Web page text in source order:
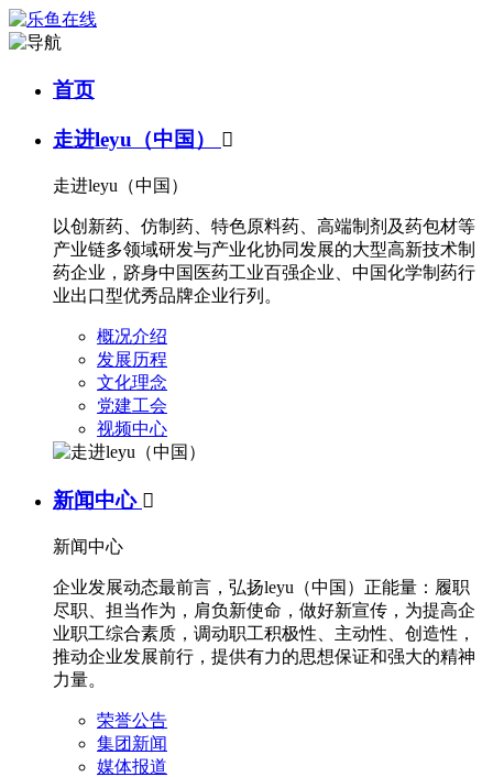
首页
走进leyu（中国） 
走进leyu（中国）
以创新药、仿制药、特色原料药、高端制剂及药包材等
产业链多领域研发与产业化协同发展的大型高新技术制
药企业，跻身中国医药工业百强企业、中国化学制药行
业出口型优秀品牌企业行列。
概况介绍
发展历程
文化理念
党建工会
视频中心
新闻中心 
新闻中心
企业发展动态最前言，弘扬leyu（中国）正能量：履职
尽职、担当作为，肩负新使命，做好新宣传，为提高企
业职工综合素质，调动职工积极性、主动性、创造性，
推动企业发展前行，提供有力的思想保证和强大的精神
力量。
荣誉公告
集团新闻
媒体报道